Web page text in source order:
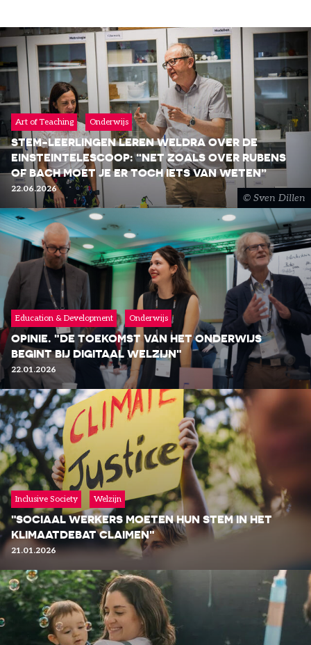
Sven Dillen
Art of Teaching Onderwijs
STEM-LEERLINGEN LEREN WELDRA OVER DE
EINSTEINTELESCOOP: “NET ZOALS OVER RUBENS
OF BACH MOET JE ER TOCH IETS VAN WETEN”
22.06.2026
LEES MEER
Education & Development Onderwijs
OPINIE. "DE TOEKOMST VAN HET ONDERWIJS
BEGINT BIJ DIGITAAL WELZIJN"
22.01.2026
LEES MEER
Inclusive Society Welzijn
"SOCIAAL WERKERS MOETEN HUN STEM IN HET
KLIMAATDEBAT CLAIMEN"
21.01.2026